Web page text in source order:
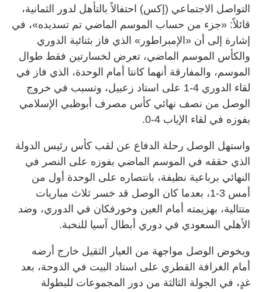
التواصل الاجتماعي (إكس) احتفالاً بالتأهل لدور الثمانية،
قائلاً: «جزء من حساب الموسم الماضي تم تسديده»، في
إشارة إلى أن «الإمبراطور» الذي فاز بثنائية الدوري
والكأس الموسم الماضي، تعرض لخسارتين فقط طوال
الموسم، والمفارقة أنهما كانتا أمام الوحدة، الذي فاز في
لقاء الدوري 4-1 على استاد زعبيل، وتسبب في خروج
الوصل من نصف نهائي كأس مصرف أبوظبي الإسلامي
بفوزه في لقاء الإياب 4-0.
واستهل الوصل رحلة الدفاع عن لقب كأس رئيس الدولة
الذي حققه في الموسم الماضي بفوزه على النصر في
النهائي برباعية نظيفة، بانتصاره على الوحدة أول من
أمس 3-1، بعدما كان الوصل قد خسر ثلاث مباريات
متتالية، بهزيمته أمام العين وخورفكان في الدوري، وضد
الأهلي السعودي في دوري أبطال آسيا للنخبة.
ويخوض الوصل مواجهة من العيار الثقيل خارج أرضه
أمام الغرافة القطري على استاد البيت في الدوحة، بعد
غدٍ، في الجولة الثالثة من دور المجموعات للبطولة